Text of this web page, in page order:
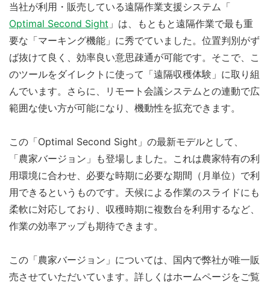
当社が利用・販売している遠隔作業支援システム「
Optimal Second Sight 」は、もともと遠隔作業で最も重
要な「マーキング機能」に秀でていました。位置判別がず
ば抜けて良く、効率良い意思疎通が可能です。そこで、こ
のツールをダイレクトに使って「遠隔収穫体験」に取り組
んでいます。さらに、リモート会議システムとの連動で広
範囲な使い方が可能になり、機動性を拡充できます。
この「Optimal Second Sight」の最新モデルとして、
「農家バージョン」も登場しました。これは農家特有の利
用環境に合わせ、必要な時期に必要な期間（月単位）で利
用できるというものです。天候による作業のスライドにも
柔軟に対応しており、収穫時期に複数台を利用するなど、
作業の効率アップも期待できます。
この「農家バージョン」については、国内で弊社が唯一販
売させていただいています。詳しくはホームページをご覧